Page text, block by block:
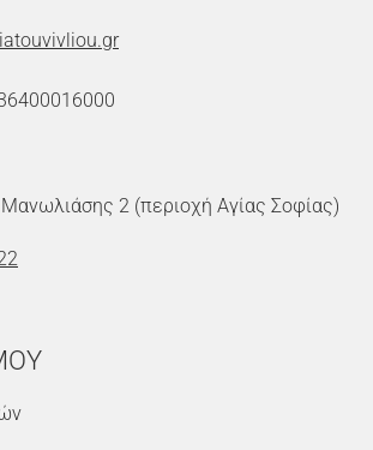
Μανωλιάσης 2 (περιοχή Αγίας Σοφίας)